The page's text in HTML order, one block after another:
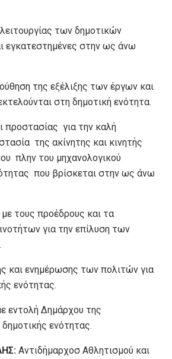
των δημοτικών
εγκατεστημένες στην ως άνω
της εξέλιξης των έργων και
στη δημοτική ενότητα.
για την καλή
της ακίνητης και κινητής
πλην του μηχανολογικού
που βρίσκεται στην ως άνω
προέδρους και τα
για την επίλυση των
ενημέρωσης των πολιτών για
ενότητας.
Δημάρχου της
ενότητας.
Αντιδήμαρχοσ Αθλητισμού και